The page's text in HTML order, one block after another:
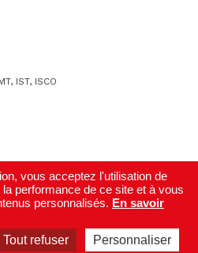
IST, ISCO
vous acceptez l'utilisation de
performance de ce site et à vous
personnalisés. En savoir
Tout refuser Personnaliser